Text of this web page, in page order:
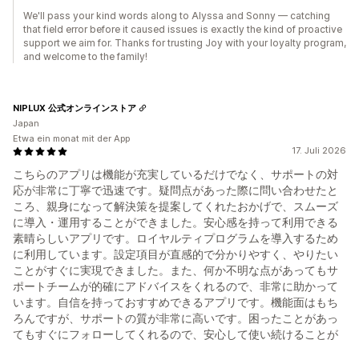
We'll pass your kind words along to Alyssa and Sonny — catching
that field error before it caused issues is exactly the kind of proactive
support we aim for. Thanks for trusting Joy with your loyalty program,
and welcome to the family!
17. Juli 2026
こちらのアプリは機能が充実しているだけでなく、サポートの対
応が非常に丁寧で迅速です。疑問点があった際に問い合わせたと
ころ、親身になって解決策を提案してくれたおかげで、スムーズ
に導入・運用することができました。安心感を持って利用できる
素晴らしいアプリです。ロイヤルティプログラムを導入するため
に利用しています。設定項目が直感的で分かりやすく、やりたい
ことがすぐに実現できました。また、何か不明な点があってもサ
ポートチームが的確にアドバイスをくれるので、非常に助かって
います。自信を持っておすすめできるアプリです。機能面はもち
ろんですが、サポートの質が非常に高いです。困ったことがあっ
てもすぐにフォローしてくれるので、安心して使い続けることが
NIPLUX 公式オンラインストア
Japan
Etwa ein monat mit der App